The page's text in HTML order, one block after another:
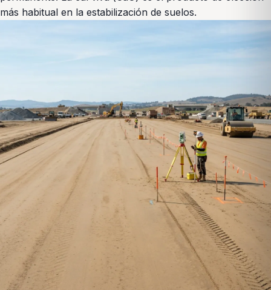
más habitual en la estabilización de suelos.